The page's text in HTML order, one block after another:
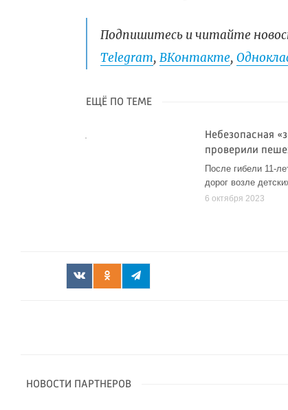
Подпишитесь и читайте
Telegram,ВКонтакте,
ЕЩЁ ПО ТЕМЕ
Небезопасная
проверили
После гибели 11-
дорог возле
6 октября 2023
НОВОСТИ ПАРТНЕРОВ